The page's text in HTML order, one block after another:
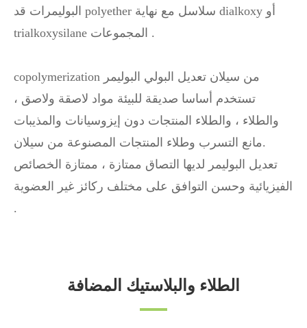
البوليمرات قد polyether سلاسل مع نهاية dialkoxy أو
trialkoxysilane المجموعات .
copolymerization من سيلان تعديل البولي البوليمر
تستخدم أساسا صديقة للبيئة مواد لاصقة ولاصق ،
والطلاء ، والطلاء المنتجات دون إيزوسيانات والمذيبات
.مانع التسرب وطلاء المنتجات المصنوعة من سيلان
تعديل البوليمر لديها التصاق ممتازة ، ممتازة الخصائص
الفيزيائية وحسن التوافق على مختلف ركائز غير العضوية
.
الطلاء والبلاستيك المضافة